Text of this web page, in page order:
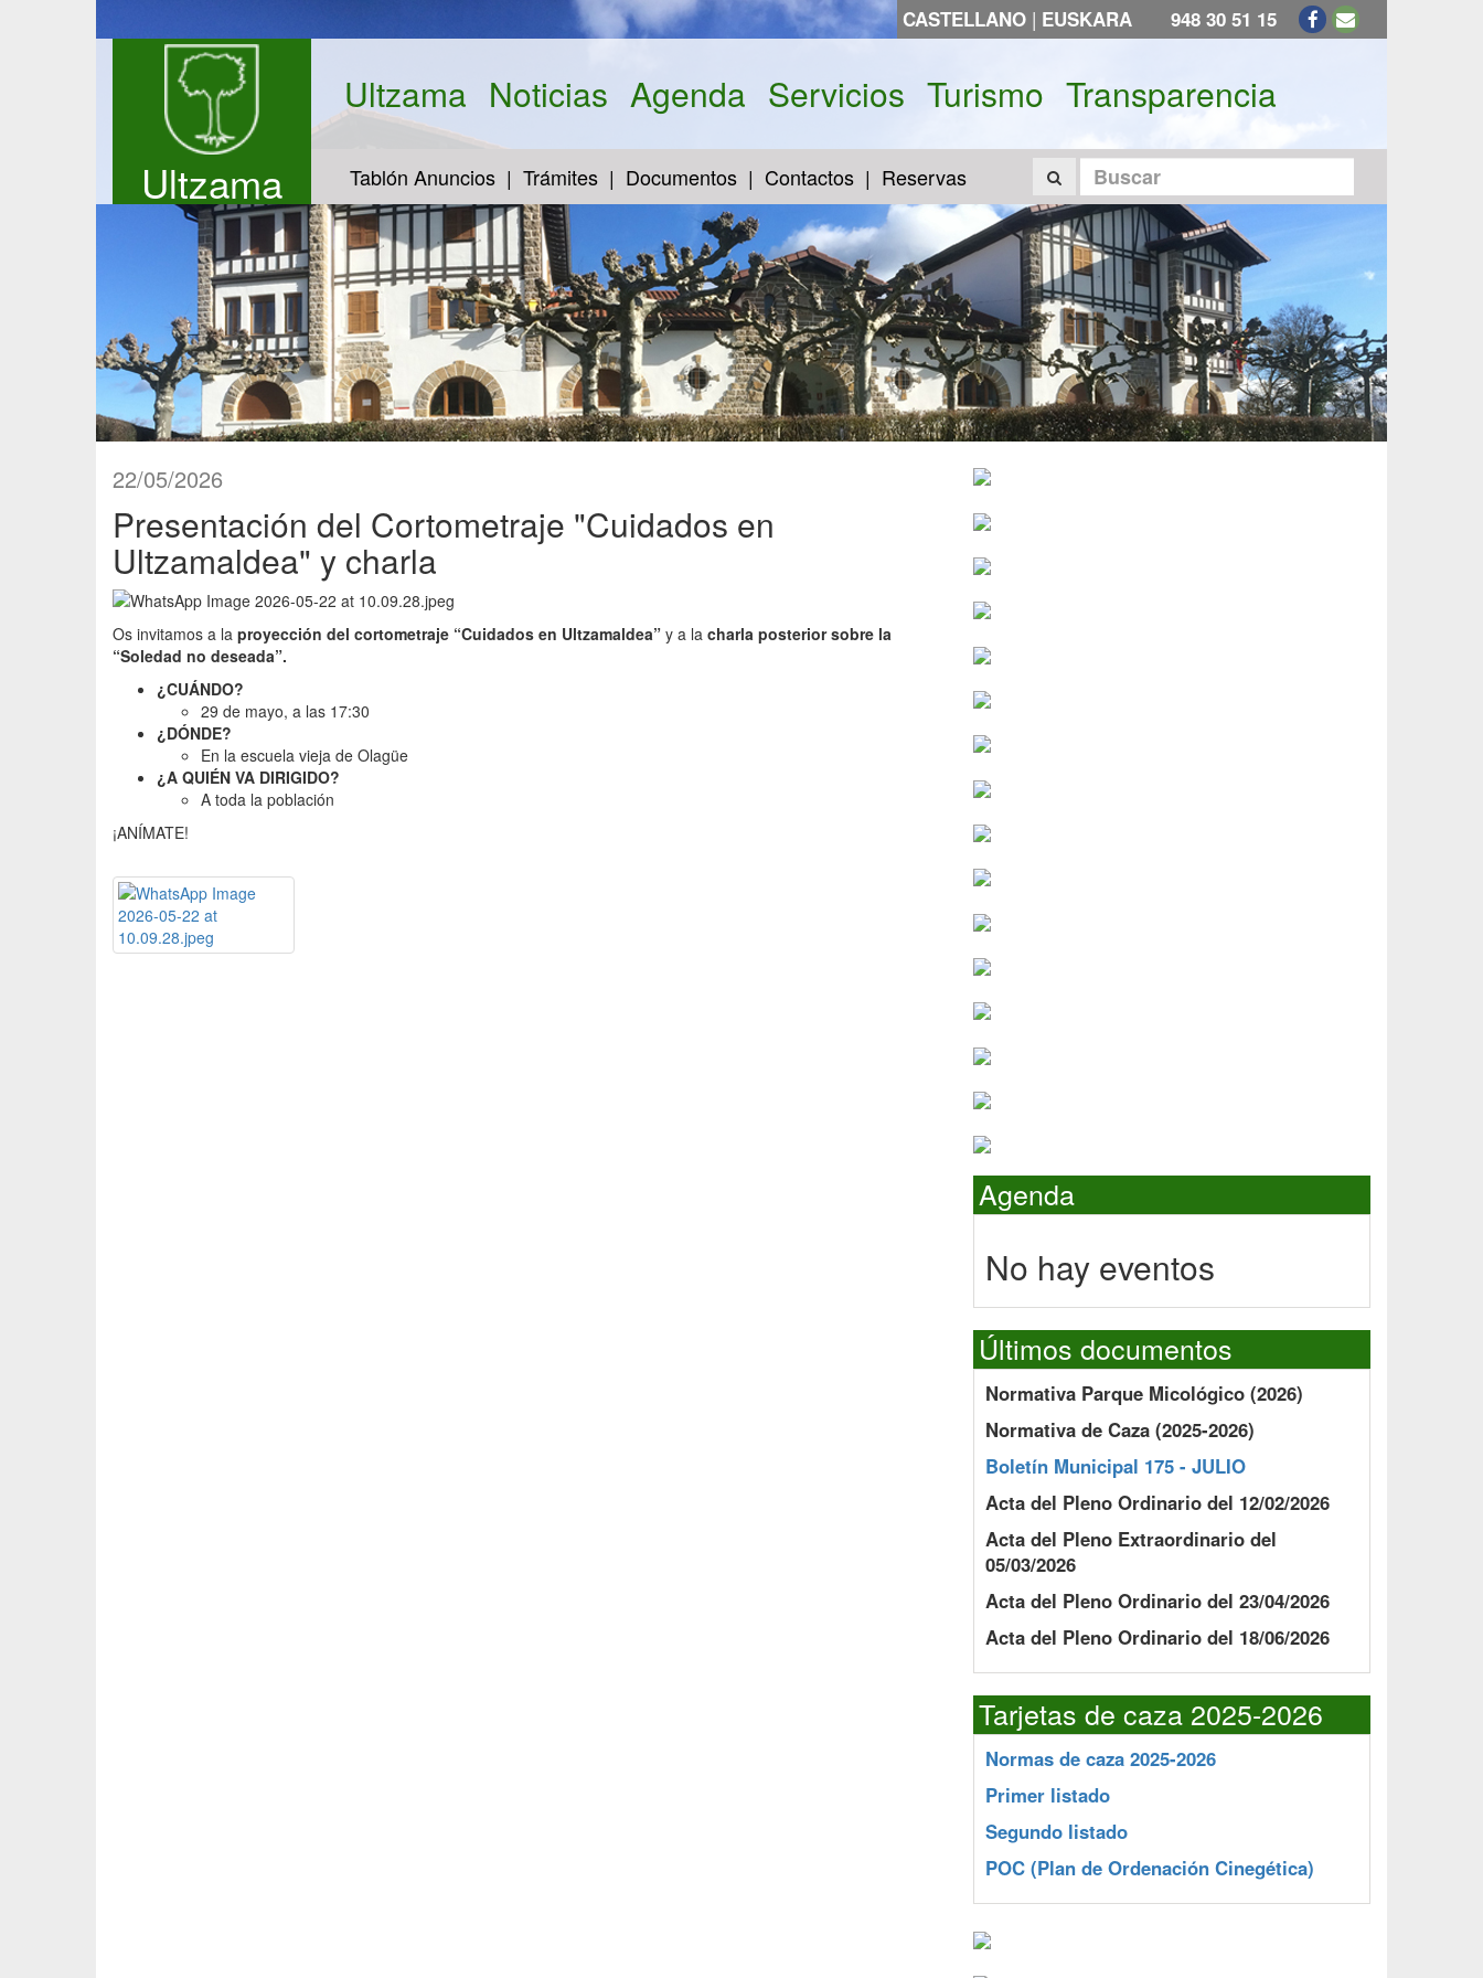
CASTELLANO | EUSKARA 948 30 51 15
Ultzama
Ultzama Noticias Agenda Servicios Turismo Transparencia
Tablón Anuncios Trámites Documentos Contactos Reservas
22/05/2026
Presentación del Cortometraje "Cuidados en
Ultzamaldea" y charla
Os invitamos a la proyección del cortometraje “Cuidados en Ultzamaldea” y a la charla posterior sobre la
“Soledad no deseada”.
¿CUÁNDO?
29 de mayo, a las 17:30
¿DÓNDE?
En la escuela vieja de Olagüe
¿A QUIÉN VA DIRIGIDO?
A toda la población
¡ANÍMATE!
Agenda
No hay eventos
Últimos documentos
Normativa Parque Micológico (2026)
Normativa de Caza (2025-2026)
Boletín Municipal 175 - JULIO
Acta del Pleno Ordinario del 12/02/2026
Acta del Pleno Extraordinario del
05/03/2026
Acta del Pleno Ordinario del 23/04/2026
Acta del Pleno Ordinario del 18/06/2026
Tarjetas de caza 2025-2026
Normas de caza 2025-2026
Primer listado
Segundo listado
POC (Plan de Ordenación Cinegética)